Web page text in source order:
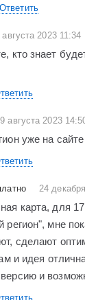
Ответить
августа 2023 11:34
кто знает
августа 2023
уже на
24
карта, для
регион", мне
сделают
и идея
и